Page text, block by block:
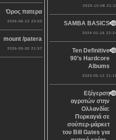
Όρος πατερα
2026-06-12 23:03
mount /patera
2026-05-30 21:57
2024-10-08
SAMBA BASICS
2024-01-16
Ten Definitive
90’s Hardcore
Albums
2023-05-12
Εξέγερση
αγροτών στην
Ολλανδία:
Πυρκαγιά σε
σούπερ-μάρκετ
του Bill Gates για